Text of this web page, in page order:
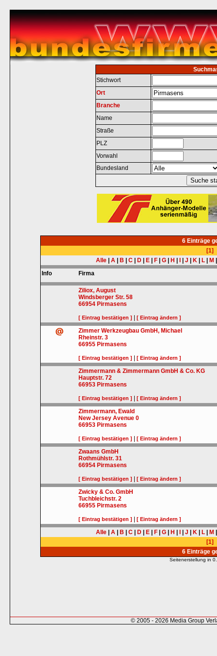
Stichwort
Ort
Branche
Name
Straße
PLZ
Vorwahl
Bundesland
6 Einträge
[1]
Alle
A B C D E F G H J K L M
Info
Firma
Ziliox, August
Windsberger Str. 58
66954 Pirmasens
[ Eintrag bestätigen ] |[ Eintrag ändern ]
Zimmer Werkzeugbau GmbH, Michael
Rheinstr. 3
66955 Pirmasens
[ Eintrag bestätigen ] |[ Eintrag ändern ]
Zimmermann & Zimmermann GmbH & Co. KG
Hauptstr. 72
66953 Pirmasens
[ Eintrag bestätigen ] |[ Eintrag ändern ]
Zimmermann, Ewald
New Jersey Avenue 0
66953 Pirmasens
[ Eintrag bestätigen ] |[ Eintrag ändern ]
Zwaans GmbH
Rothmühlstr. 31
66954 Pirmasens
[ Eintrag bestätigen ] |[ Eintrag ändern ]
Zwicky & Co. GmbH
Tuchbleichstr. 2
66955 Pirmasens
[ Eintrag bestätigen ] |[ Eintrag ändern ]
Alle A B C D E F G H J K L M
[1]
6 Einträge
Seitenerstellung in
© 2005 - 2026 Media Group